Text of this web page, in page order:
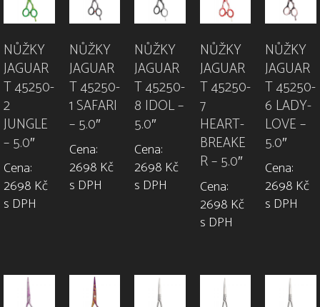
NŮŽKY
JAGUAR
T 45250-
2
JUNGLE
– 5.0″
Cena:
2698 Kč
s DPH
NŮŽKY
JAGUAR
T 45250-
1 SAFARI
– 5.0″
Cena:
2698 Kč
s DPH
NŮŽKY
JAGUAR
T 45250-
8 IDOL –
5.0″
Cena:
2698 Kč
s DPH
NŮŽKY
JAGUAR
T 45250-
7
HEART-
BREAKE
R – 5.0″
Cena:
2698 Kč
s DPH
NŮŽKY
JAGUAR
T 45250-
6 LADY-
LOVE –
5.0″
Cena:
2698 Kč
s DPH